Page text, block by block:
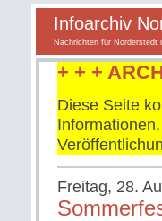
Infoarchiv
Nachrichten für Norderstedt
+ + +
Diese Seite
Freitag, 28.